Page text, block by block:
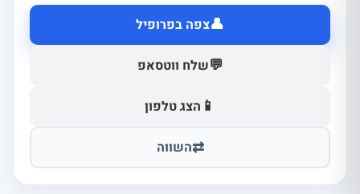
👤צפה בפרופיל
💬שלח ווטסאפ
📱 הצג טלפון
⇄השווה